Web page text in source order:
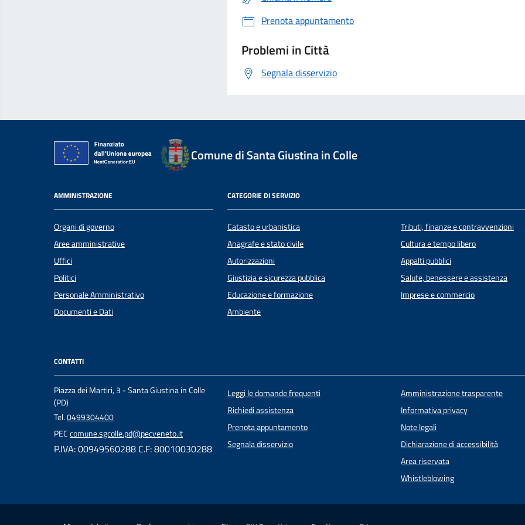
Prenota appuntamento
Problemi in Città
Segnala disservizio
Comune di Santa Giustina in Colle
AMMINISTRAZIONE
Organi di governo
Aree amministrative
Uffici
Politici
Personale Amministrativo
Documenti e Dati
CATEGORIE DI SERVIZIO
Catasto e urbanistica
Anagrafe e stato civile
Autorizzazioni
Giustizia e sicurezza pubblica
Educazione e formazione
Ambiente
Tributi, finanze e contravvenzioni
Cultura e tempo libero
Appalti pubblici
Salute, benessere e assistenza
Imprese e commercio
CONTATTI
Piazza dei Martiri, 3 - Santa Giustina in Colle
(PD)
Tel.0499304400
PECcomune.sgcolle.pd@pecveneto.it
P.IVA: 00949560288 C.F: 80010030288
Leggi le domande frequenti
Richiedi assistenza
Prenota appuntamento
Segnala disservizio
Amministrazione trasparente
Informativa privacy
Note legali
Dichiarazione di accessibilità
Area riservata
Whistleblowing